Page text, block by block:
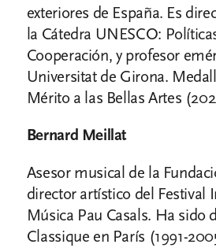
exteriores de España. Es
la Cátedra UNESCO:
Cooperación, y profesor
Universitat de Girona.
Mérito a las Bellas Artes
Bernard Meillat
Asesor musical de la
director artístico del Festival
Música Pau Casals. Ha sido
Classique en París (1991-